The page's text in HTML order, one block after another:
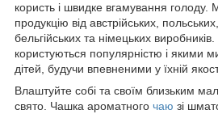
користь і швидке вгамування
продукцію від австрійських,
бельгійських та німецьких
користуються популярністю і якими
дітей, будучи впевненими у їхній
Влаштуйте собі та своїм близьким
свято. Чашка ароматного чаю зі